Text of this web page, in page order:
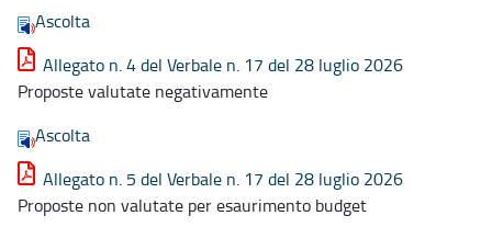
Ascolta
Allegato n. 4 del Verbale n. 17 del 28 luglio 2026
Proposte valutate negativamente
Ascolta
Allegato n. 5 del Verbale n. 17 del 28 luglio 2026
Proposte non valutate per esaurimento budget